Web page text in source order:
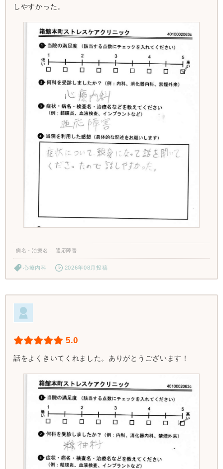
しやすかった。
病名・治療名 適応障害
心療内科 2026年08月投稿
5.0
話をよくきいてくれました。ありがとうございます！